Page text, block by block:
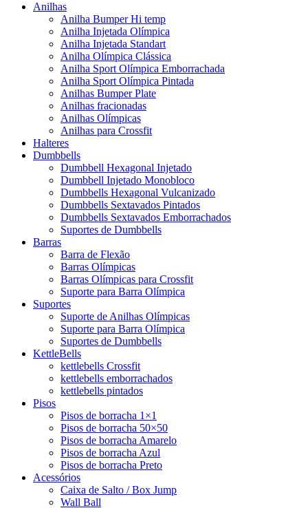
Anilhas
Anilha Bumper Hi temp
Anilha Injetada Olímpica
Anilha Injetada Standart
Anilha Olímpica Clássica
Anilha Sport Olímpica Emborrachada
Anilha Sport Olímpica Pintada
Anilhas Bumper Plate
Anilhas fracionadas
Anilhas Olímpicas
Anilhas para Crossfit
Halteres
Dumbbells
Dumbbell Hexagonal Injetado
Dumbbell Injetado Monobloco
Dumbbells Hexagonal Vulcanizado
Dumbbells Sextavados Pintados
Dumbbells Sextavados Emborrachados
Suportes de Dumbbells
Barras
Barra de Flexão
Barras Olímpicas
Barras Olímpicas para Crossfit
Suporte para Barra Olímpica
Suportes
Suporte de Anilhas Olímpicas
Suporte para Barra Olímpica
Suportes de Dumbbells
KettleBells
kettlebells Crossfit
kettlebells emborrachados
kettlebells pintados
Pisos
Pisos de borracha 1×1
Pisos de borracha 50×50
Pisos de borracha Amarelo
Pisos de borracha Azul
Pisos de borracha Preto
Acessórios
Caixa de Salto / Box Jump
Wall Ball